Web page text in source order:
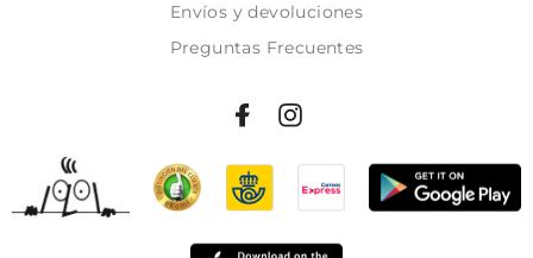
Envíos y devoluciones
Preguntas Frecuentes